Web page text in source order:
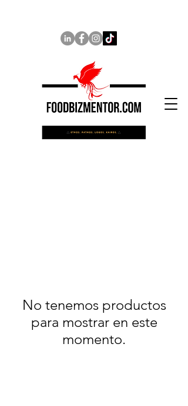
No tenemos productos
para mostrar en este
momento.